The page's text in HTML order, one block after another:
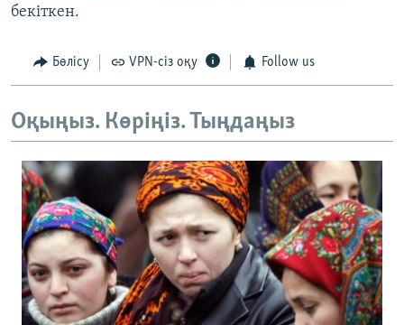
бекіткен.
Бөлісу VPN-сіз оқу Follow us
Оқыңыз. Көріңіз. Тыңдаңыз